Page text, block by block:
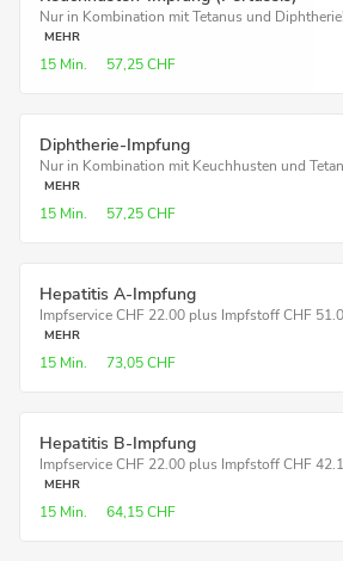
Nur in Kombination mit Tetanus und
MEHR
15 Min. 57,25 CHF
Diphtherie-Impfung
Nur in Kombination mit Keuchhusten und
MEHR
15 Min. 57,25 CHF
Hepatitis A-Impfung
Impfservice CHF 22.00 plus Impfstoff CHF
MEHR
15 Min. 73,05 CHF
Hepatitis B-Impfung
Impfservice CHF 22.00 plus Impfstoff CHF
MEHR
15 Min. 64,15 CHF